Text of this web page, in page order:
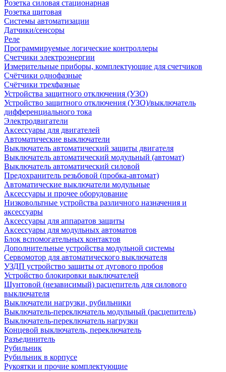
Розетка силовая стационарная
Розетка щитовая
Системы автоматизации
Датчики/сенсоры
Реле
Программируемые логические контроллеры
Счетчики электроэнергии
Измерительные приборы, комплектующие для счетчиков
Счётчики однофазные
Счётчики трехфазные
Устройства защитного отключения (УЗО)
Устройство защитного отключения (УЗО)/выключатель
дифференциального тока
Электродвигатели
Аксессуары для двигателей
Автоматические выключатели
Выключатель автоматический защиты двигателя
Выключатель автоматический модульный (автомат)
Выключатель автоматический силовой
Предохранитель резьбовой (пробка-автомат)
Автоматические выключатели модульные
Аксессуары и прочее оборудование
Низковольтные устройства различного назначения и
аксессуары
Аксессуары для аппаратов защиты
Аксессуары для модульных автоматов
Блок вспомогательных контактов
Дополнительные устройства модульной системы
Сервомотор для автоматического выключателя
УЗДП устройство защиты от дугового пробоя
Устройство блокировки выключателей
Шунтовой (независимый) расцепитель для силового
выключателя
Выключатели нагрузки, рубильники
Выключатель-переключатель модульный (расцепитель)
Выключатель-переключатель нагрузки
Концевой выключатель, переключатель
Разъединитель
Рубильник
Рубильник в корпусе
Рукоятки и прочие комплектующие